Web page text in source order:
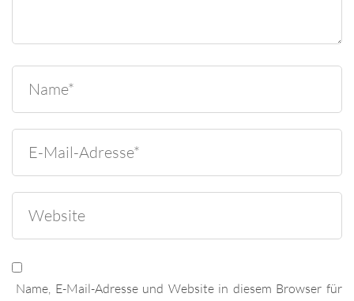
Name, E-Mail-Adresse und Website in diesem Browser für